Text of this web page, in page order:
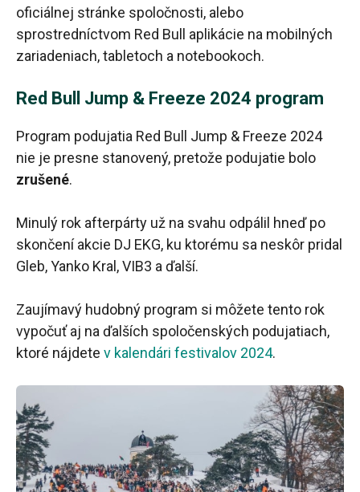
oficiálnej stránke spoločnosti, alebo
sprostredníctvom Red Bull aplikácie na mobilných
zariadeniach, tabletoch a notebookoch.
Red Bull Jump & Freeze 2024 program
Program podujatia Red Bull Jump & Freeze 2024
nie je presne stanovený, pretože podujatie bolo
zrušené.
Minulý rok afterpárty už na svahu odpálil hneď po
skončení akcie DJ EKG, ku ktorému sa neskôr pridal
Gleb, Yanko Kral, VIB3 a ďalší.
Zaujímavý hudobný program si môžete tento rok
vypočuť aj na ďalších spoločenských podujatiach,
ktoré nájdete v kalendári festivalov 2024.